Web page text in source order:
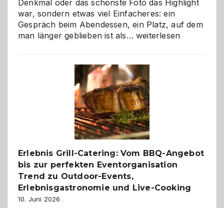
Denkmal oder das schönste Foto das Highlight
war, sondern etwas viel Einfacheres: ein
Gespräch beim Abendessen, ein Platz, auf dem
man länger geblieben ist als… Als
–
die
Gelegenheit,
neue
Reiseziele
zu
entdecken
weiterlesen
Erlebnis Grill-Catering: Vom BBQ-Angebot
bis zur perfekten Eventorganisation
Trend zu Outdoor-Events,
Erlebnisgastronomie und Live-Cooking
10. Juni 2026